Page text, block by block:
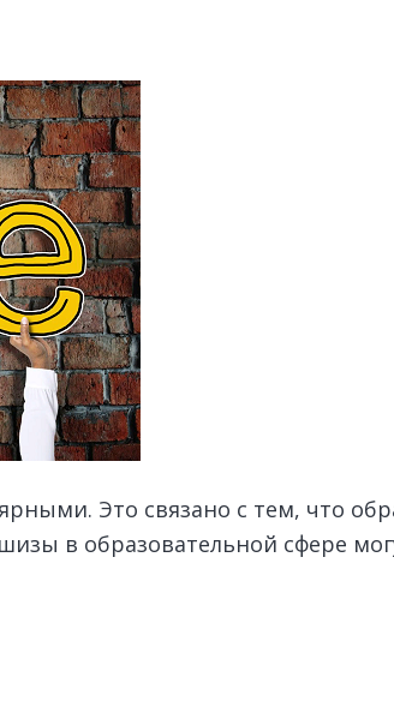
Это связано с тем, что
в образовательной сфере